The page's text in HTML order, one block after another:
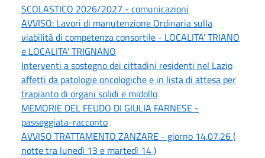
SCOLASTICO 2026/2027 - comunicazioni
AVVISO: Lavori di manutenzione Ordinaria sulla
viabilità di competenza consortile - LOCALITA' TRIANO
e LOCALITA' TRIGNANO
Interventi a sostegno dei cittadini residenti nel Lazio
affetti da patologie oncologiche e in lista di attesa per
trapianto di organi solidi e midollo
MEMORIE DEL FEUDO DI GIULIA FARNESE -
passeggiata-racconto
AVVISO TRATTAMENTO ZANZARE - giorno 14.07.26 (
notte tra lunedì 13 e martedì 14 )